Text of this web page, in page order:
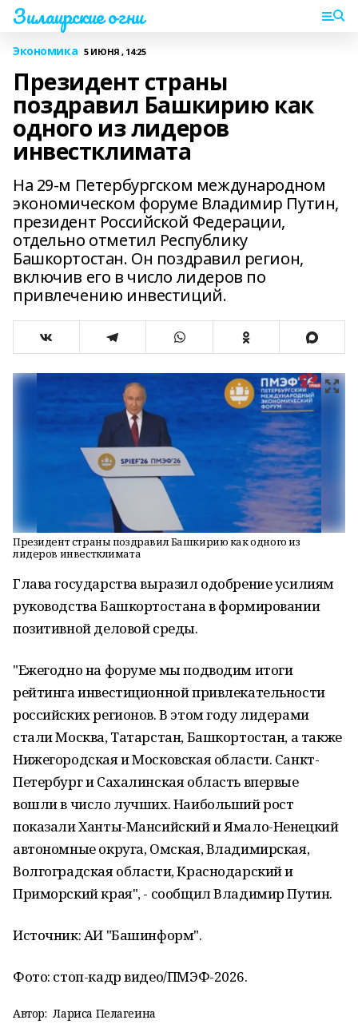
Зилаирские огни
Экономика 5 ИЮНЯ , 14:25
Президент страны
поздравил Башкирию как
одного из лидеров
инвестклимата
На 29-м Петербургском международном
экономическом форуме Владимир Путин,
президент Российской Федерации,
отдельно отметил Республику
Башкортостан. Он поздравил регион,
включив его в число лидеров по
привлечению инвестиций.
Президент страны поздравил Башкирию как одного из
лидеров инвестклимата
Глава государства выразил одобрение усилиям
руководства Башкортостана в формировании
позитивной деловой среды.
"Ежегодно на форуме мы подводим итоги
рейтинга инвестиционной привлекательности
российских регионов. В этом году лидерами
стали Москва, Татарстан, Башкортостан, а также
Нижегородская и Московская области. Санкт-
Петербург и Сахалинская область впервые
вошли в число лучших. Наибольший рост
показали Ханты-Мансийский и Ямало-Ненецкий
автономные округа, Омская, Владимирская,
Волгоградская области, Краснодарский и
Приморский края", - сообщил Владимир Путин.
Источник: АИ "Башинформ".
Фото: стоп-кадр видео/ПМЭФ-2026.
Автор: Лариса Пелагеина